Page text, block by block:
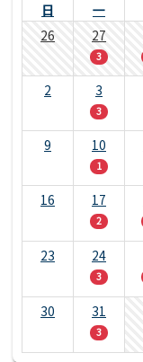
日 一
26
27
3
2 3
3
9 10
1
16 17
2
23 24
3
30 31
3